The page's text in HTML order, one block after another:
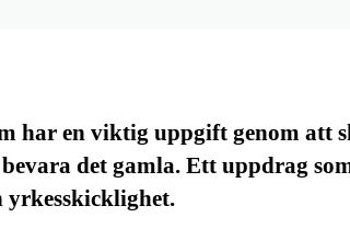
har en viktig uppgift genom att
det gamla. Ett uppdrag
yrkesskicklighet.